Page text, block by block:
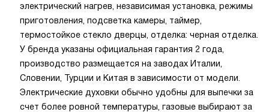
электрический нагрев, независимая установка, режимы
приготовления, подсветка камеры, таймер,
термостойкое стекло дверцы, отделка: черная отделка.
У бренда указаны официальная гарантия 2 года,
производство размещается на заводах Италии,
Словении, Турции и Китая в зависимости от модели.
Электрические духовки обычно удобны для выпечки за
счет более ровной температуры, газовые выбирают за